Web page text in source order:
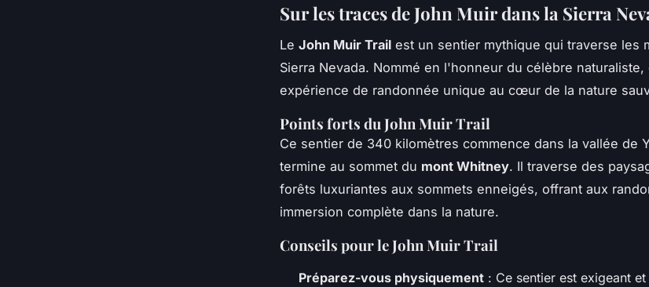
Sur les traces de John Muir dans la Sierra
Le John Muir Trail est un sentier mythique qui traverse les
Sierra Nevada. Nommé en l'honneur du célèbre
expérience de randonnée unique au cœur de la nature
Points forts du John Muir Trail
Ce sentier de 340 kilomètres commence dans la vallée de
termine au sommet du mont Whitney. Il traverse des
forêts luxuriantes aux sommets enneigés, offrant aux
immersion complète dans la nature.
Conseils pour le John Muir Trail
Préparez-vous physiquement : Ce sentier est exigeant